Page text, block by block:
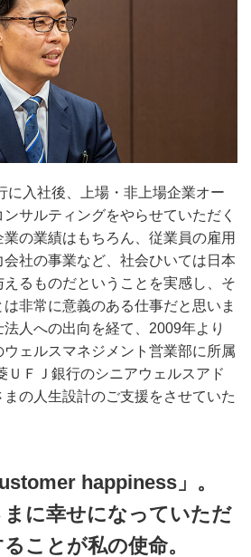
に入社後、上場・非上場企業オー
サルティングをやらせていただく
の業績はもちろん、従業員の雇用
社の事業など、社会ひいては日本
るものだということを実感し、そ
非常に意義のある仕事だと思いま
人への出向を経て、2009年より
ェルスマネジメント営業部に所属
ＵＦＪ銀行のシニアウェルスアド
の人生設計のご支援をさせていた
happiness」。
に幸せになっていただ
ことが私の使命。